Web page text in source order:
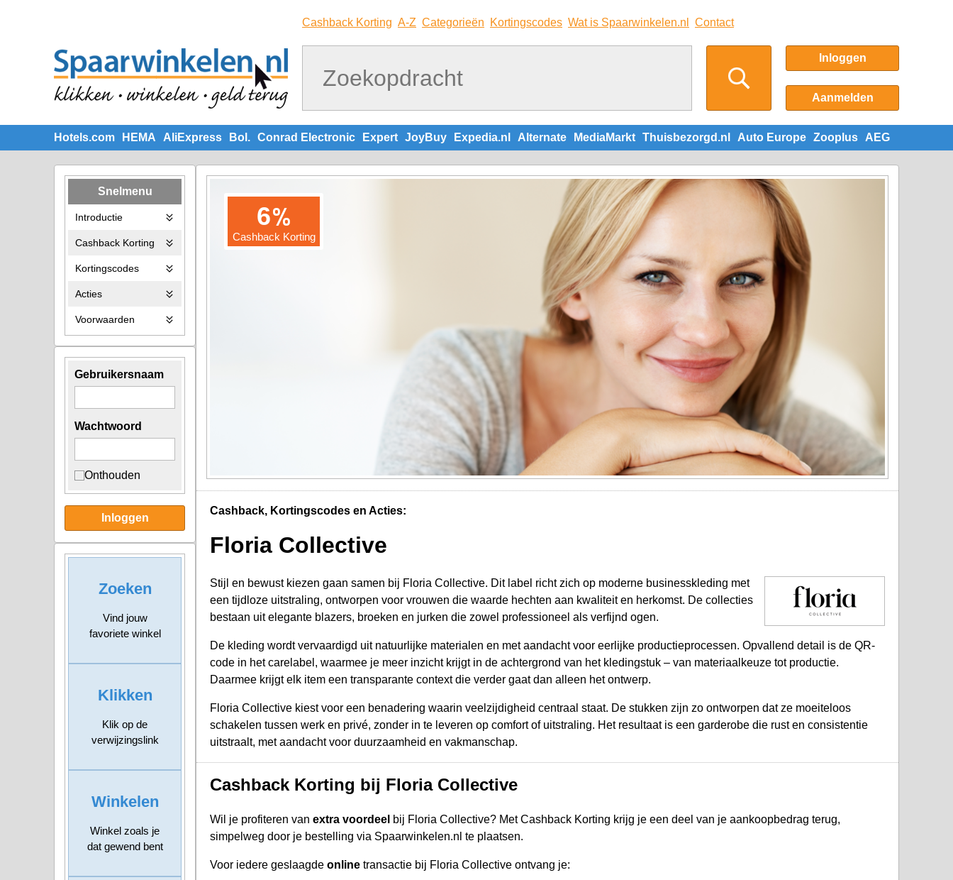
Cashback Korting A-Z Categorieën Kortingscodes Wat is Spaarwinkelen.nl Contact
Inloggen
Aanmelden
Hotels.com HEMA AliExpress Bol. Conrad Electronic Expert JoyBuy Expedia.nl Alternate MediaMarkt Thuisbezorgd.nl Auto Europe Zooplus AEG
Snelmenu
Introductie
Cashback Korting
Kortingscodes
Acties
Voorwaarden
Gebruikersnaam
Wachtwoord
Onthouden
Inloggen
Zoeken
Vind jouw
favoriete winkel
Klikken
Klik op de
verwijzingslink
Winkelen
Winkel zoals je
dat gewend bent
6%
Cashback Korting
Cashback, Kortingscodes en Acties:
Floria Collective
Stijl en bewust kiezen gaan samen bij Floria Collective. Dit label richt zich op moderne businesskleding met
een tijdloze uitstraling, ontworpen voor vrouwen die waarde hechten aan kwaliteit en herkomst. De collecties
bestaan uit elegante blazers, broeken en jurken die zowel professioneel als verfijnd ogen.
De kleding wordt vervaardigd uit natuurlijke materialen en met aandacht voor eerlijke productieprocessen. Opvallend detail is de QR-
code in het carelabel, waarmee je meer inzicht krijgt in de achtergrond van het kledingstuk – van materiaalkeuze tot productie.
Daarmee krijgt elk item een transparante context die verder gaat dan alleen het ontwerp.
Floria Collective kiest voor een benadering waarin veelzijdigheid centraal staat. De stukken zijn zo ontworpen dat ze moeiteloos
schakelen tussen werk en privé, zonder in te leveren op comfort of uitstraling. Het resultaat is een garderobe die rust en consistentie
uitstraalt, met aandacht voor duurzaamheid en vakmanschap.
Cashback Korting bij Floria Collective
Wil je profiteren van extra voordeel bij Floria Collective? Met Cashback Korting krijg je een deel van je aankoopbedrag terug,
simpelweg door je bestelling via Spaarwinkelen.nl te plaatsen.
Voor iedere geslaagde online transactie bij Floria Collective ontvang je: